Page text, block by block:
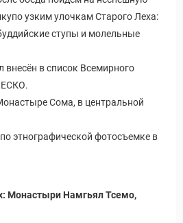
узким улочкам Старого Леха:
ступы и молельные
в список Всемирного
Сома, в центральной
этнографической фотосъемке в
Монастыри Намгьял Тсемо,